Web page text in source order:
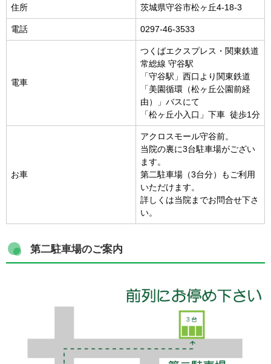
住所 茨城県守谷市松ヶ丘4-18-3
電話 0297-46-3533
電車
つくばエクスプレス・関東鉄道
常総線 守谷駅
「守谷駅」西口より関東鉄道
「美園循環（松ヶ丘公園前経
由）」バスにて
「松ヶ丘小入口」下車 徒歩1分
お車
アクロスモール守谷前。
当院の裏に3台駐車場がござい
ます。
第二駐車場（3台分）もご利用
いただけます。
詳しくは当院までお問合せ下さ
い。
第二駐車場のご案内